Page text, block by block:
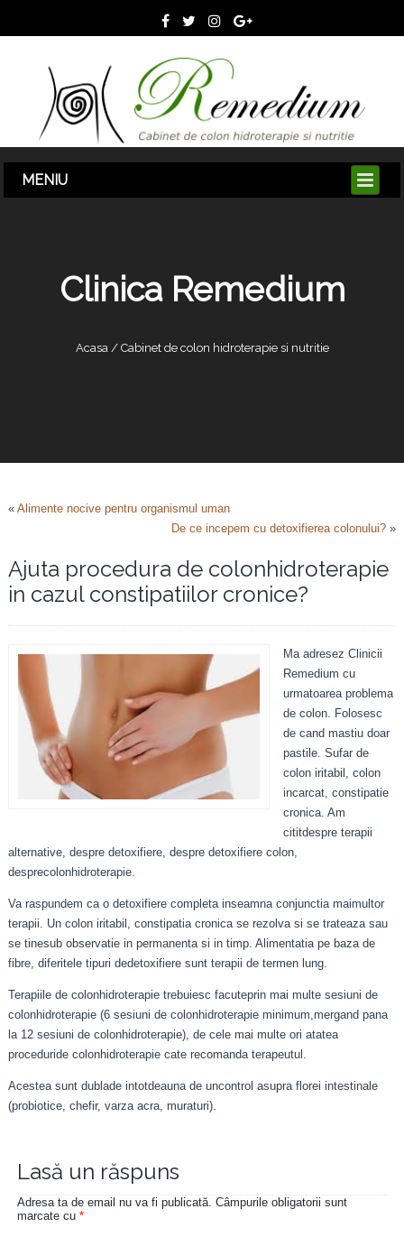
Clinica Remedium
Acasa / Cabinet de colon hidroterapie si nutritie
«Alimente nocive pentru organismul uman
De ce incepem cu detoxifierea colonului?»
Ajuta procedura de colonhidroterapie
in cazul constipatiilor cronice?
Ma adresez Clinicii
Remedium cu
urmatoarea problema
de colon. Folosesc
de cand mastiu doar
pastile. Sufar de
colon iritabil, colon
incarcat, constipatie
cronica. Am
cititdespre terapii
alternative, despre detoxifiere, despre detoxifiere colon,
desprecolonhidroterapie.
Va raspundem ca o detoxifiere completa inseamna conjunctia maimultor
terapii. Un colon iritabil, constipatia cronica se rezolva si se trateaza sau
se tinesub observatie in permanenta si in timp. Alimentatia pe baza de
fibre, diferitele tipuri dedetoxifiere sunt terapii de termen lung.
Terapiile de colonhidroterapie trebuiesc facuteprin mai multe sesiuni de
colonhidroterapie (6 sesiuni de colonhidroterapie minimum,mergand pana
la 12 sesiuni de colonhidroterapie), de cele mai multe ori atatea
proceduride colonhidroterapie cate recomanda terapeutul.
Acestea sunt dublade intotdeauna de uncontrol asupra florei intestinale
(probiotice, chefir, varza acra, muraturi).
Lasă un răspuns
Adresa ta de email nu va fi publicată. Câmpurile obligatorii sunt
marcate cu*